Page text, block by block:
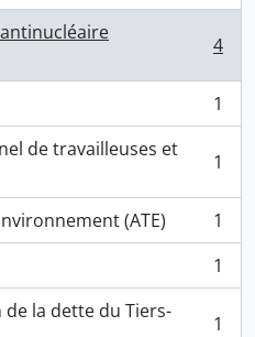
4
1
de travailleuses et
1
(ATE)
1
1
la dette du Tiers-
1